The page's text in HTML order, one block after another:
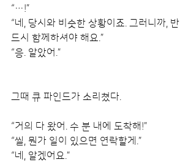
“…!”
“네, 당시와 비슷한 상황이죠. 그러니까, 반
드시 함께하셔야 해요.”
“응. 알았어.”
그때 큐 파인드가 소리쳤다.
“거의 다 왔어. 수 분 내에 도착해!”
“씰, 뭔가 일이 있으면 연락할게.”
“네, 알겠어요.”